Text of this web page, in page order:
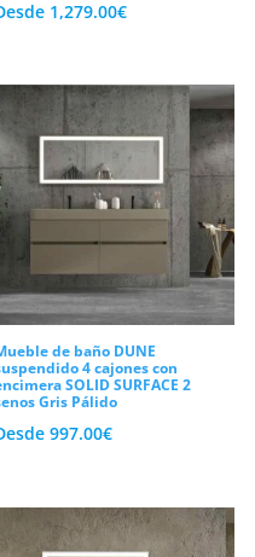
de altísima
de cierre
para evitar
molestos. En
a descubrir
de
muebles de
ideal hoy
almacenaje y
al mejor precio.
1,279.00€
de baño DUNE
4 cajones con
SOLID SURFACE 2
Gris Pálido
997.00€